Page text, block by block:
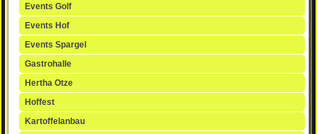
Events Golf
Events Hof
Events Spargel
Gastrohalle
Hertha Otze
Hoffest
Kartoffelanbau